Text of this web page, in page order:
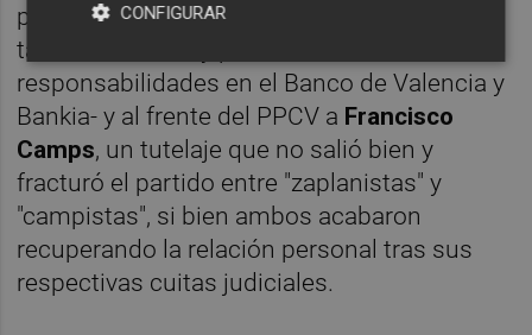
por falsedad documental y procesado
también en Erial y por anteriores
responsabilidades en el Banco de Valencia y
Bankia- y al frente del PPCV a Francisco
Camps, un tutelaje que no salió bien y
fracturó el partido entre "zaplanistas" y
"campistas", si bien ambos acabaron
recuperando la relación personal tras sus
respectivas cuitas judiciales.
CONFIGURAR